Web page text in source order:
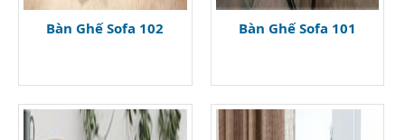
Bàn Ghế Sofa 102 Bàn Ghế Sofa 101